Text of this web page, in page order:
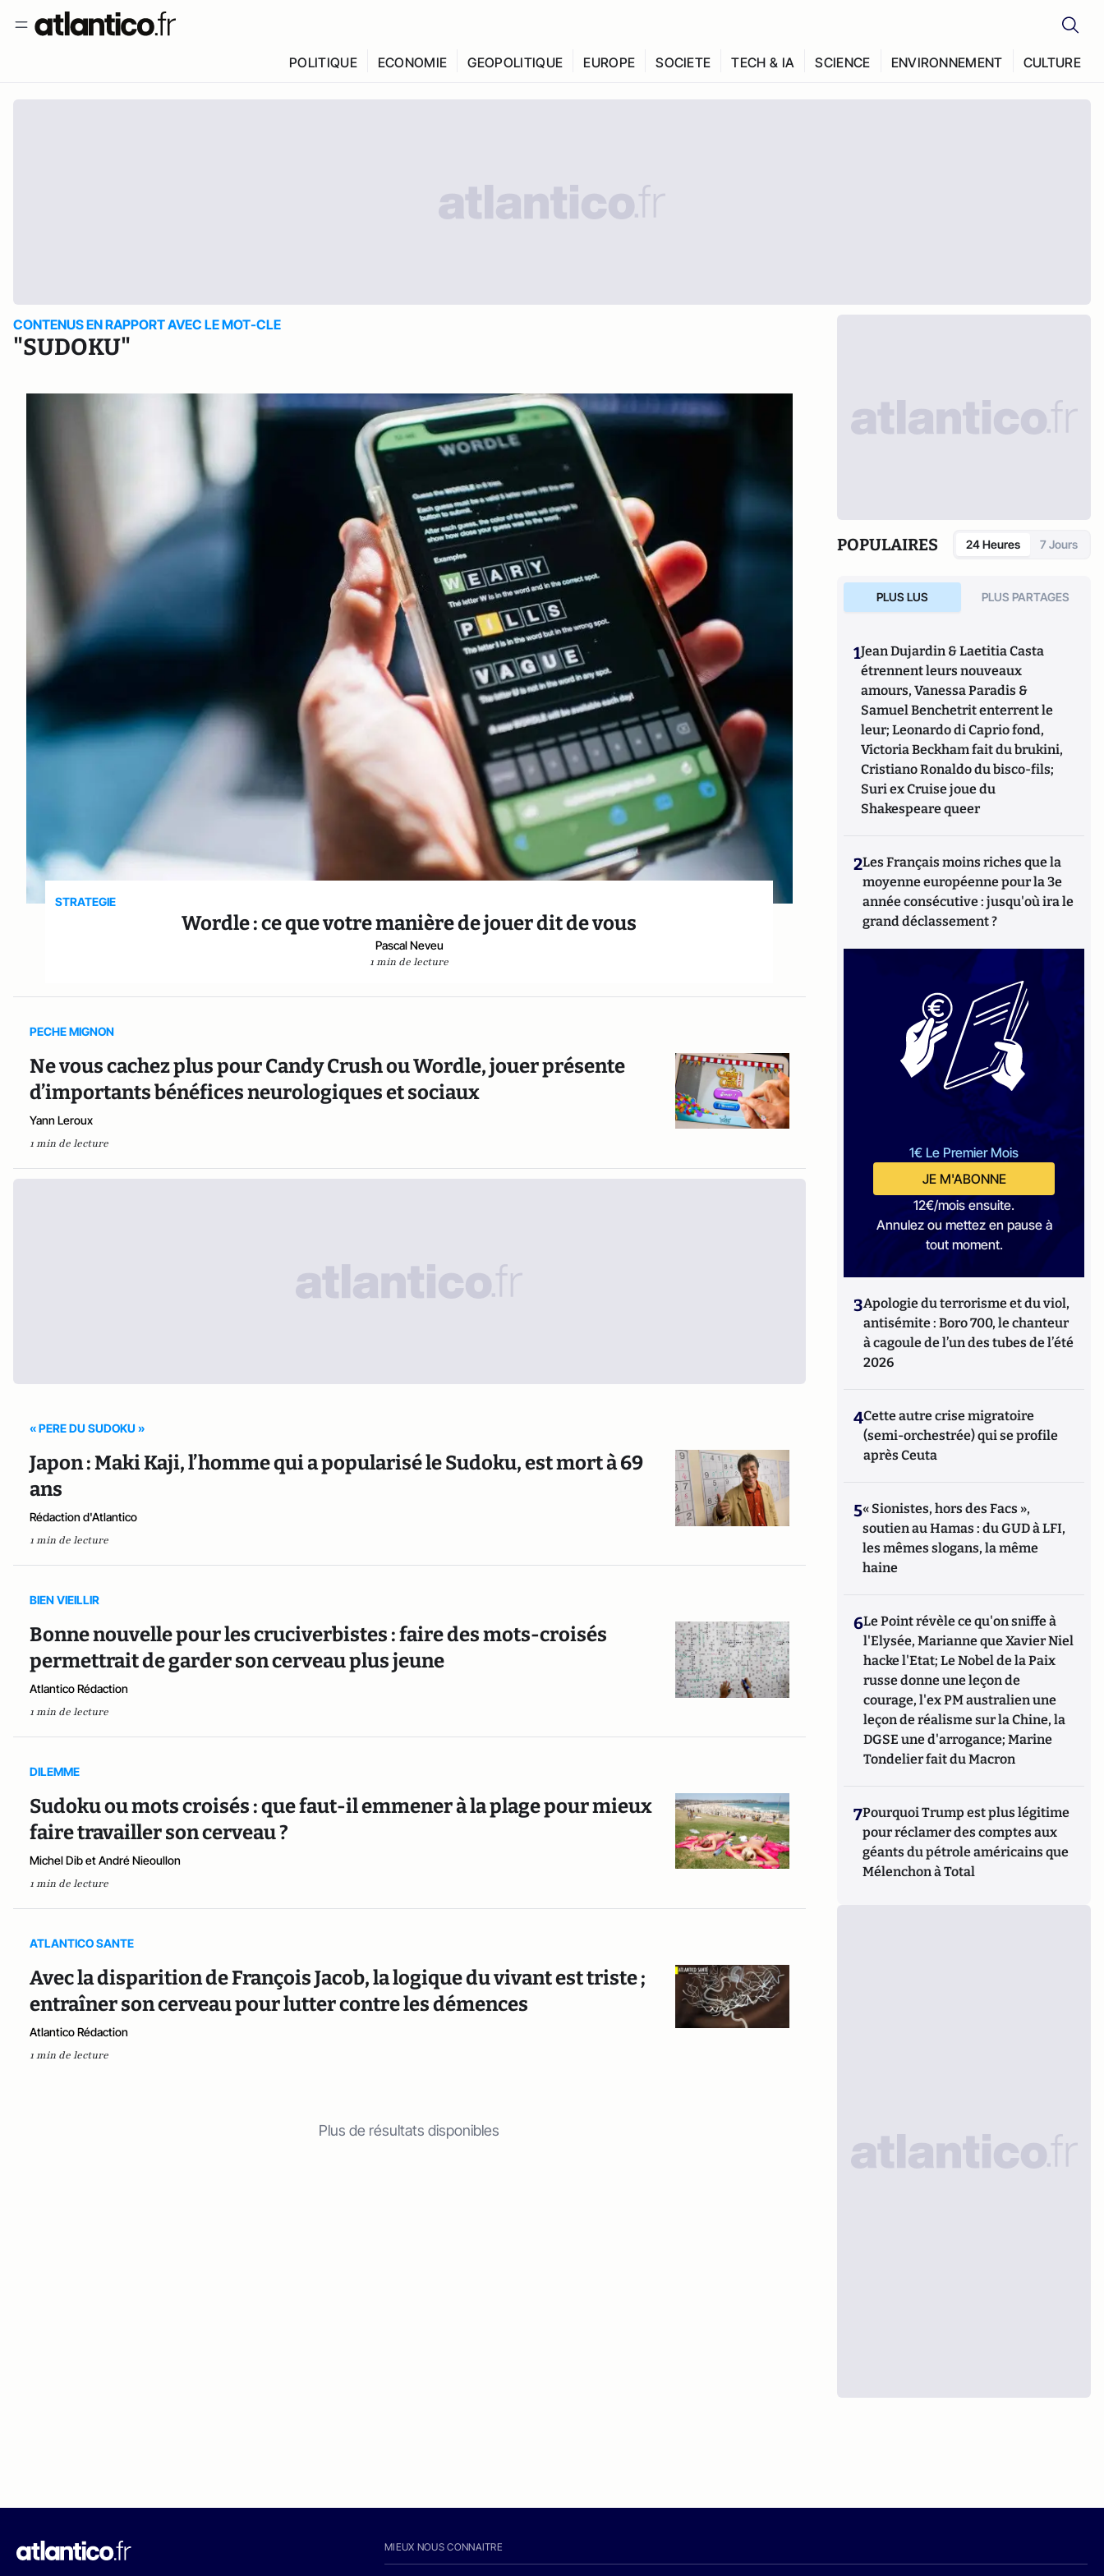
POLITIQUE ECONOMIE GEOPOLITIQUE EUROPE SOCIETE TECH & IA SCIENCE ENVIRONNEMENT CULTURE
CONTENUS EN RAPPORT AVEC LE MOT-CLE
"SUDOKU"
STRATEGIE
Wordle : ce que votre manière de jouer dit de vous
Pascal Neveu
1 min de lecture
PECHE MIGNON
Ne vous cachez plus pour Candy Crush ou Wordle, jouer présente
d’importants bénéfices neurologiques et sociaux
Yann Leroux
1 min de lecture
« PERE DU SUDOKU »
Japon : Maki Kaji, l’homme qui a popularisé le Sudoku, est mort à 69
ans
Rédaction d'Atlantico
1 min de lecture
BIEN VIEILLIR
Bonne nouvelle pour les cruciverbistes : faire des mots-croisés
permettrait de garder son cerveau plus jeune
Atlantico Rédaction
1 min de lecture
DILEMME
Sudoku ou mots croisés : que faut-il emmener à la plage pour mieux
faire travailler son cerveau ?
Michel Dib et André Nieoullon
1 min de lecture
ATLANTICO SANTE
Avec la disparition de François Jacob, la logique du vivant est triste ;
entraîner son cerveau pour lutter contre les démences
Atlantico Rédaction
1 min de lecture
Plus de résultats disponibles
POPULAIRES 24 Heures 7 Jours
PLUS LUS PLUS PARTAGES
1Jean Dujardin & Laetitia Casta
étrennent leurs nouveaux
amours, Vanessa Paradis &
Samuel Benchetrit enterrent le
leur; Leonardo di Caprio fond,
Victoria Beckham fait du brukini,
Cristiano Ronaldo du bisco-fils;
Suri ex Cruise joue du
Shakespeare queer
2Les Français moins riches que la
moyenne européenne pour la 3e
année consécutive : jusqu'où ira le
grand déclassement ?
1€ Le Premier Mois
JE M'ABONNE
12€/mois ensuite.
Annulez ou mettez en pause à
tout moment.
3Apologie du terrorisme et du viol,
antisémite : Boro 700, le chanteur
à cagoule de l’un des tubes de l’été
2026
4Cette autre crise migratoire
(semi-orchestrée) qui se profile
après Ceuta
5« Sionistes, hors des Facs »,
soutien au Hamas : du GUD à LFI,
les mêmes slogans, la même
haine
6Le Point révèle ce qu'on sniffe à
l'Elysée, Marianne que Xavier Niel
hacke l'Etat; Le Nobel de la Paix
russe donne une leçon de
courage, l'ex PM australien une
leçon de réalisme sur la Chine, la
DGSE une d'arrogance; Marine
Tondelier fait du Macron
7Pourquoi Trump est plus légitime
pour réclamer des comptes aux
géants du pétrole américains que
Mélenchon à Total
MIEUX NOUS CONNAITRE